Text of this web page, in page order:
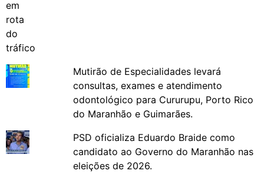
Mutirão de Especialidades levará
consultas, exames e atendimento
odontológico para Cururupu, Porto Rico
do Maranhão e Guimarães.
PSD oficializa Eduardo Braide como
candidato ao Governo do Maranhão nas
eleições de 2026.